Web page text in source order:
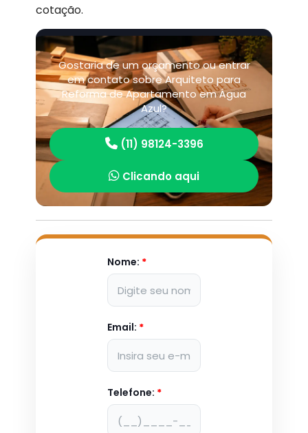
cotação.
Gostaria de um orçamento ou entrar
em contato sobre Arquiteto para
Reforma de Apartamento em Água
Azul?
(11) 98124-3396
Clicando aqui
Nome: *
Email: *
Telefone: *